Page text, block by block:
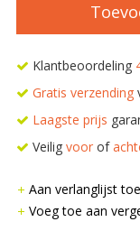
Klantbeoordeling
Gratis verzending
Laagste prijs
Veilig voorof
Aan verlanglijst
Voeg toe aan